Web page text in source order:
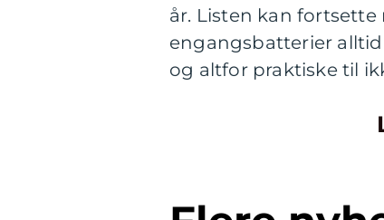
år. Listen kan
engangsbatterier
og altfor praktiske til